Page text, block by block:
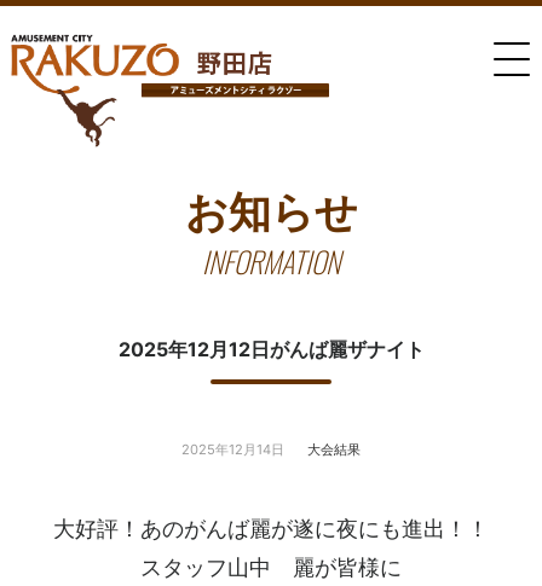
お知らせ
INFORMATION
2025年12月12日がんば麗ザナイト
2025年12月14日 大会結果
大好評！あのがんば麗が遂に夜にも進出！！
スタッフ山中 麗が皆様に